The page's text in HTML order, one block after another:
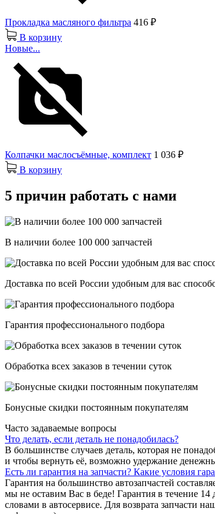
Прокладка масляного фильтра 416 ₽
В корзину
Новые...
Колпачки маслосъёмные, комплект 1 036 ₽
В корзину
5 причин работать с нами
В наличии более 100 000 запчастей
Доставка по всей России удобным для вас
Гарантия профессионального подбора
Обработка всех заказов в течении суток
Бонусные скидки постоянным покупателям
Часто задаваемые вопросы
Что делать, если деталь не понадобилась?
В большинстве случаев деталь, которая не
и чтобы вернуть её, возможно удержание
Есть ли гарантия на запчасти? Какие условия
Гарантия на большинство автозапчастей
мы не оставим Вас в беде! Гарантия в течение 14
словами в автосервисе. Для возврата запчасти